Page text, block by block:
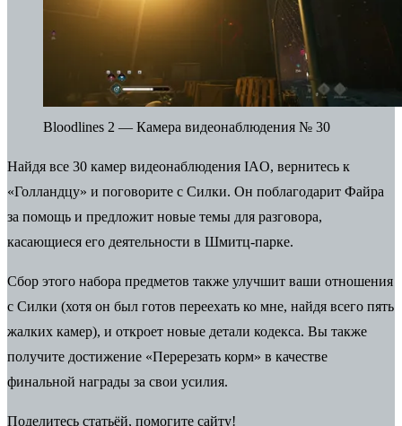
Bloodlines 2 — Камера видеонаблюдения № 30
Найдя все 30 камер видеонаблюдения IAO, вернитесь к
«Голландцу» и поговорите с Силки. Он поблагодарит Файра
за помощь и предложит новые темы для разговора,
касающиеся его деятельности в Шмитц-парке.
Сбор этого набора предметов также улучшит ваши отношения
с Силки (хотя он был готов переехать ко мне, найдя всего пять
жалких камер), и откроет новые детали кодекса. Вы также
получите достижение «Перерезать корм» в качестве
финальной награды за свои усилия.
Поделитесь статьёй, помогите сайту!